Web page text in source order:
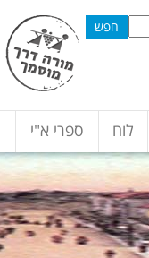
לוח ספרי א"י